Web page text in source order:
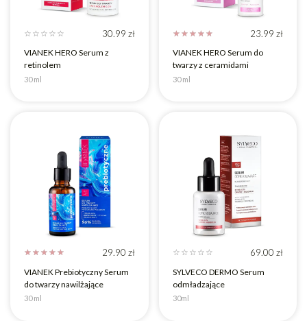
☆ ☆ ☆ ☆ ☆ 30.99 zł
VIANEK HERO Serum z
retinolem
30 ml
☆ ☆ ☆ ☆ ☆ 23.99 zł
VIANEK HERO Serum do
twarzy z ceramidami
30 ml
☆ ☆ ☆ ☆ ☆ 29.90 zł
VIANEK Prebiotyczny Serum
do twarzy nawilżające
30 ml
☆ ☆ ☆ ☆ ☆ 69.00 zł
SYLVECO DERMO Serum
odmładzające
30ml